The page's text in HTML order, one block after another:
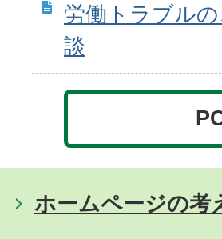
労働トラブル
談
ホームページの考